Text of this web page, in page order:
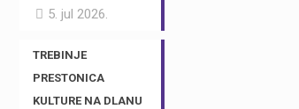
5. jul 2026.
TREBINJE
PRESTONICA
KULTURE NA DLANU